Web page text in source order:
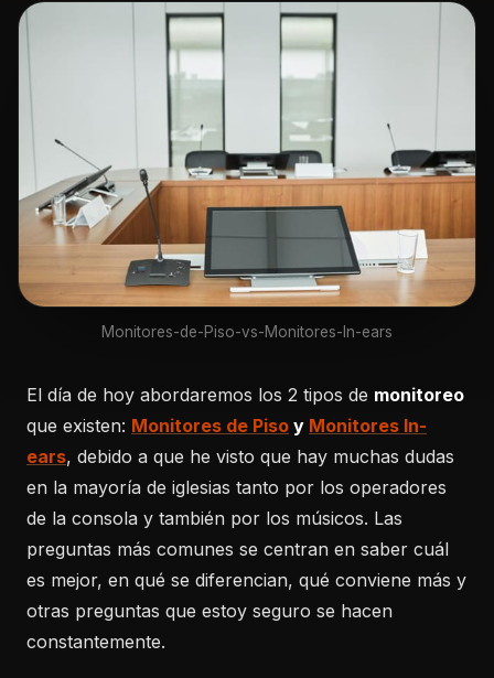
Monitores-de-Piso-vs-Monitores-In-ears
El día de hoy abordaremos los 2 tipos de monitoreo
que existen: Monitores de Piso y Monitores In-
ears, debido a que he visto que hay muchas dudas
en la mayoría de iglesias tanto por los operadores
de la consola y también por los músicos. Las
preguntas más comunes se centran en saber cuál
es mejor, en qué se diferencian, qué conviene más y
otras preguntas que estoy seguro se hacen
constantemente.